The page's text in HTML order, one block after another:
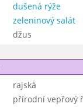
dušená rýže
zeleninový salát
džus
rajská
přírodní vepřový